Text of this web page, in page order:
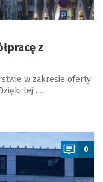
z
w zakresie oferty
tej …
0